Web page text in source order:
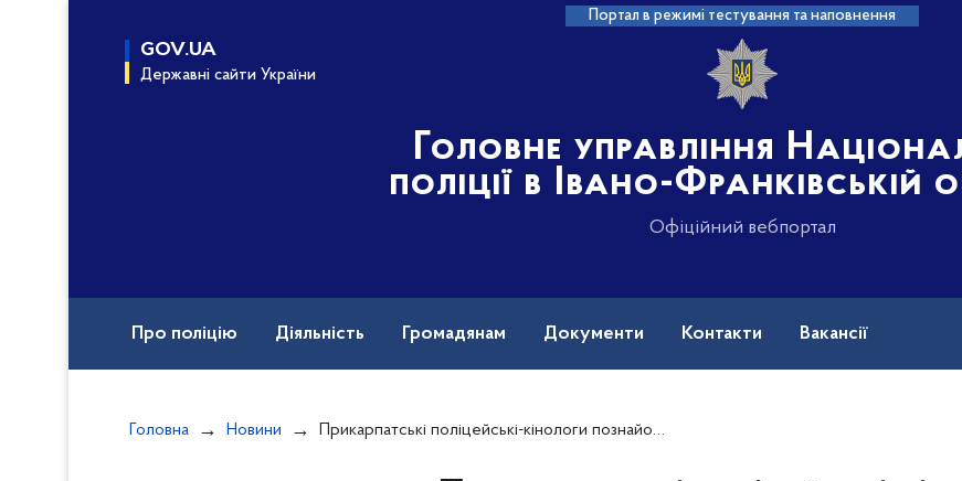
Портал в режимі тестування та наповнення
GOV.UA
Державні сайти України
Головне управління
поліції в Івано-Франківській
Офіційний вебпортал
Про поліцію Діяльність Громадянам Документи Контакти Вакансії
Головна Новини Прикарпатські поліцейські-кінологи познайомили дітей зі своїми чотирилапими вихованцями